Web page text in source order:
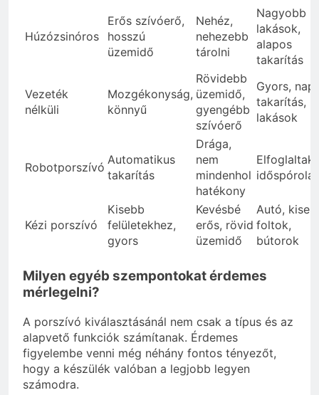
Húzózsinóros
Erős szívóerő,
hosszú
üzemidő
Nehéz,
nehezebb
tárolni
Nagyobb
lakások,
alapos
takarítás
Vezeték
nélküli
Mozgékonyság,
könnyű
Rövidebb
üzemidő,
gyengébb
szívóerő
Gyors, napi
takarítás,
lakások
Robotporszívó
Automatikus
takarítás
Drága,
nem
mindenhol
hatékony
Elfoglaltak,
időspórolás
Kézi porszívó
Kisebb
felületekhez,
gyors
Kevésbé
erős, rövid
üzemidő
Autó,
foltok,
bútorok
Milyen egyéb szempontokat érdemes
mérlegelni?
A porszívó kiválasztásánál nem csak a típus és az
alapvető funkciók számítanak. Érdemes
figyelembe venni még néhány fontos tényezőt,
hogy a készülék valóban a legjobb legyen
számodra.